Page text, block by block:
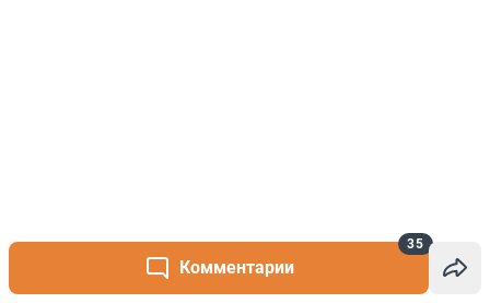
Комментарии
35